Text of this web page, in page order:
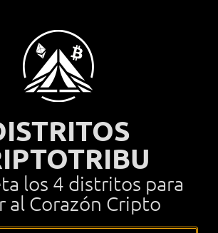
los 4 distritos para
al Corazón Cripto